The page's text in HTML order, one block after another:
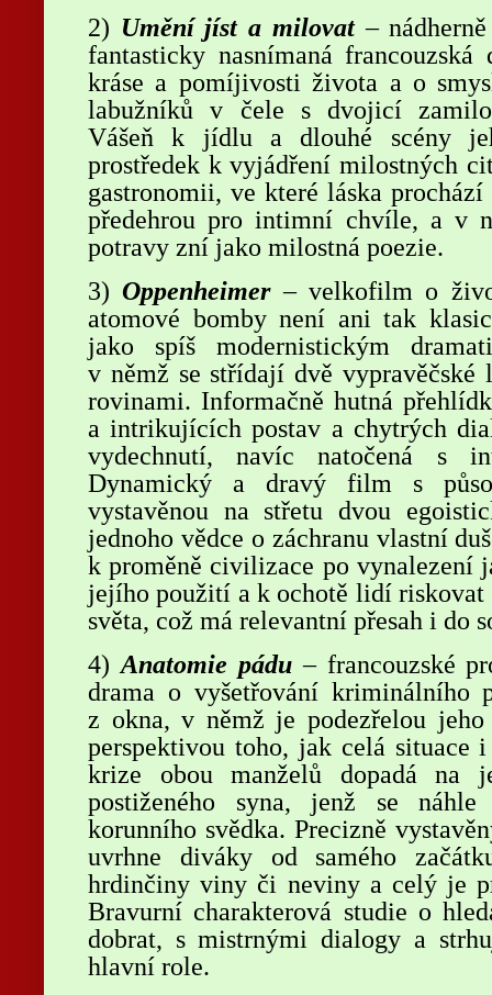
2) Umění jíst a milovat– nádherně
fantasticky nasnímaná francouzská
kráse a pomíjivosti života a o
labužníků v čele s dvojicí
Vášeň k jídlu a dlouhé scény
prostředek k vyjádření milostných
gastronomii, ve které láska
předehrou pro intimní chvíle, a v
potravy zní jako milostná poezie.
3) Oppenheimer– velkofilm o
atomové bomby není ani tak
jako spíš modernistickým
v němž se střídají dvě
rovinami. Informačně hutná
a intrikujících postav a chytrých
vydechnutí, navíc natočená s
Dynamický a dravý film s
vystavěnou na střetu dvou
jednoho vědce o záchranu vlastní
k proměně civilizace po vynalezení
jejího použití a k ochotě lidí
světa, což má relevantní přesah i do
4) Anatomie pádu– francouzské
drama o vyšetřování kriminálního
z okna, v němž je podezřelou
perspektivou toho, jak celá situace
krize obou manželů dopadá na
postiženého syna, jenž se
korunního svědka. Precizně
uvrhne diváky od samého
hrdinčiny viny či neviny a celý je
Bravurní charakterová studie o
dobrat, s mistrnými dialogy a
hlavní role.